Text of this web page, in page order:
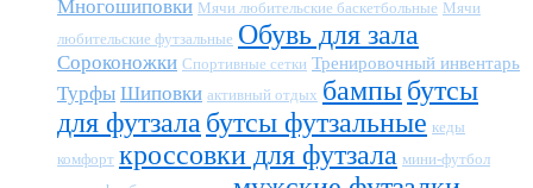
Многошиповки Мячи любительские баскетбольные Мячи
любительские футзальные Обувь для зала
Сороконожки Спортивные сетки Тренировочный инвентарь
Турфы Шиповки активный отдых бампыбутсы
для футзала бутсы футзальные кеды
комфорт кроссовки для футзала мини-футбол